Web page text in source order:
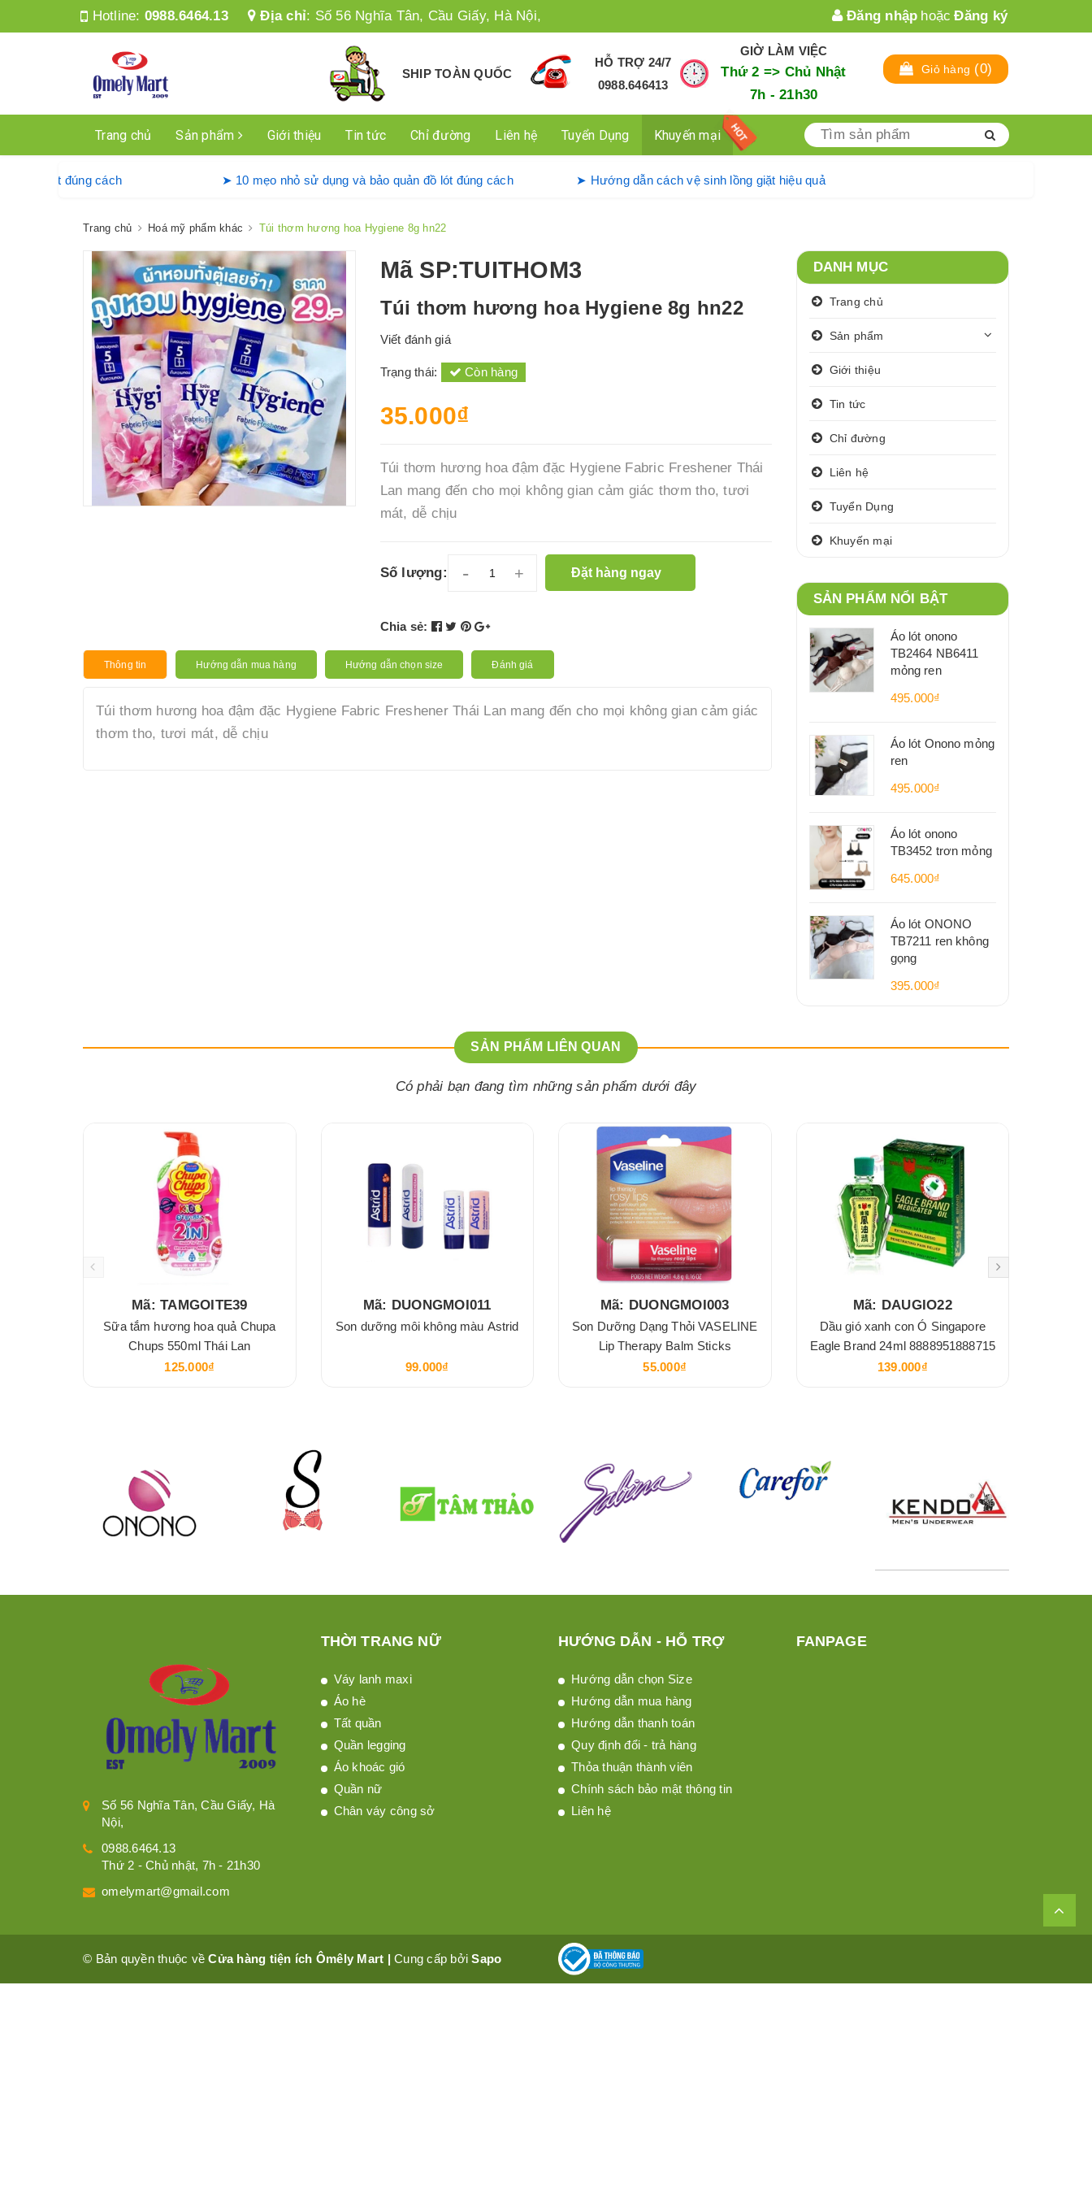
Hotline: 0988.6464.13 Địa chỉ: Số 56 Nghĩa Tân, Cầu Giấy, Hà Nội, Đăng nhập hoặc Đăng ký
SHIP TOÀN QUỐC
HỖ TRỢ 24/7
0988.646413
GIỜ LÀM VIỆC
Thứ 2 => Chủ Nhật
7h - 21h30
Giỏ hàng (0)
Trang chủ Sản phẩm Giới thiệu Tin tức Chỉ đường Liên hệ Tuyển Dụng Khuyến mại
giặt Denkmit đúng cách ➤ 10 mẹo nhỏ sử dụng và bảo quản đồ lót đúng cách ➤ Hướng dẫn cách vệ sinh lồng giặt hiệu quả
Trang chủ Hoá mỹ phẩm khác Túi thơm hương hoa Hygiene 8g hn22
Mã SP:TUITHOM3
Túi thơm hương hoa Hygiene 8g hn22
Viết đánh giá
Trạng thái: Còn hàng
35.000₫
Túi thơm hương hoa đậm đặc Hygiene Fabric Freshener Thái
Lan mang đến cho mọi không gian cảm giác thơm tho, tươi
mát, dễ chịu
Số lượng: - + Đặt hàng ngay
Chia sẻ:
Thông tin Hướng dẫn mua hàng Hướng dẫn chọn size Đánh giá
Túi thơm hương hoa đậm đặc Hygiene Fabric Freshener Thái Lan mang đến cho mọi không gian cảm giác
thơm tho, tươi mát, dễ chịu
DANH MỤC
Trang chủ
Sản phẩm
Giới thiệu
Tin tức
Chỉ đường
Liên hệ
Tuyển Dụng
Khuyến mại
SẢN PHẨM NỔI BẬT
Áo lót onono
TB2464 NB6411
mỏng ren
495.000₫
Áo lót Onono mỏng
ren
495.000₫
Áo lót onono
TB3452 trơn mỏng
645.000₫
Áo lót ONONO
TB7211 ren không
gọng
395.000₫
SẢN PHẨM LIÊN QUAN
Có phải bạn đang tìm những sản phẩm dưới đây
Mã: TAMGOITE39
Sữa tắm hương hoa quả Chupa
Chups 550ml Thái Lan
125.000₫
Mã: DUONGMOI011
Son dưỡng môi không màu Astrid
99.000₫
Mã: DUONGMOI003
Son Dưỡng Dạng Thỏi VASELINE
Lip Therapy Balm Sticks
55.000₫
Mã: DAUGIO22
Dầu gió xanh con Ó Singapore
Eagle Brand 24ml 8888951888715
139.000₫
Số 56 Nghĩa Tân, Cầu Giấy, Hà
Nội,
0988.6464.13
Thứ 2 - Chủ nhật, 7h - 21h30
omelymart@gmail.com
THỜI TRANG NỮ
Váy lanh maxi
Áo hè
Tất quần
Quần legging
Áo khoác gió
Quần nữ
Chân váy công sở
HƯỚNG DẪN - HỖ TRỢ
Hướng dẫn chọn Size
Hướng dẫn mua hàng
Hướng dẫn thanh toán
Quy định đổi - trả hàng
Thỏa thuận thành viên
Chính sách bảo mật thông tin
Liên hệ
FANPAGE
© Bản quyền thuộc vềCửa hàng tiện ích Ômêly Mart | Cung cấp bởiSapo